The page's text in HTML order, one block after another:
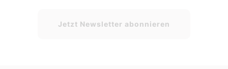
Jetzt Newsletter abonnieren